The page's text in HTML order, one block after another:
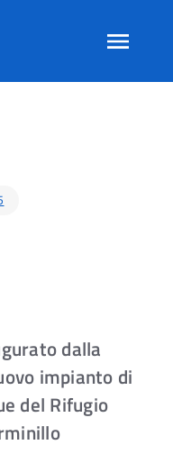
dalla
impianto di
del Rifugio